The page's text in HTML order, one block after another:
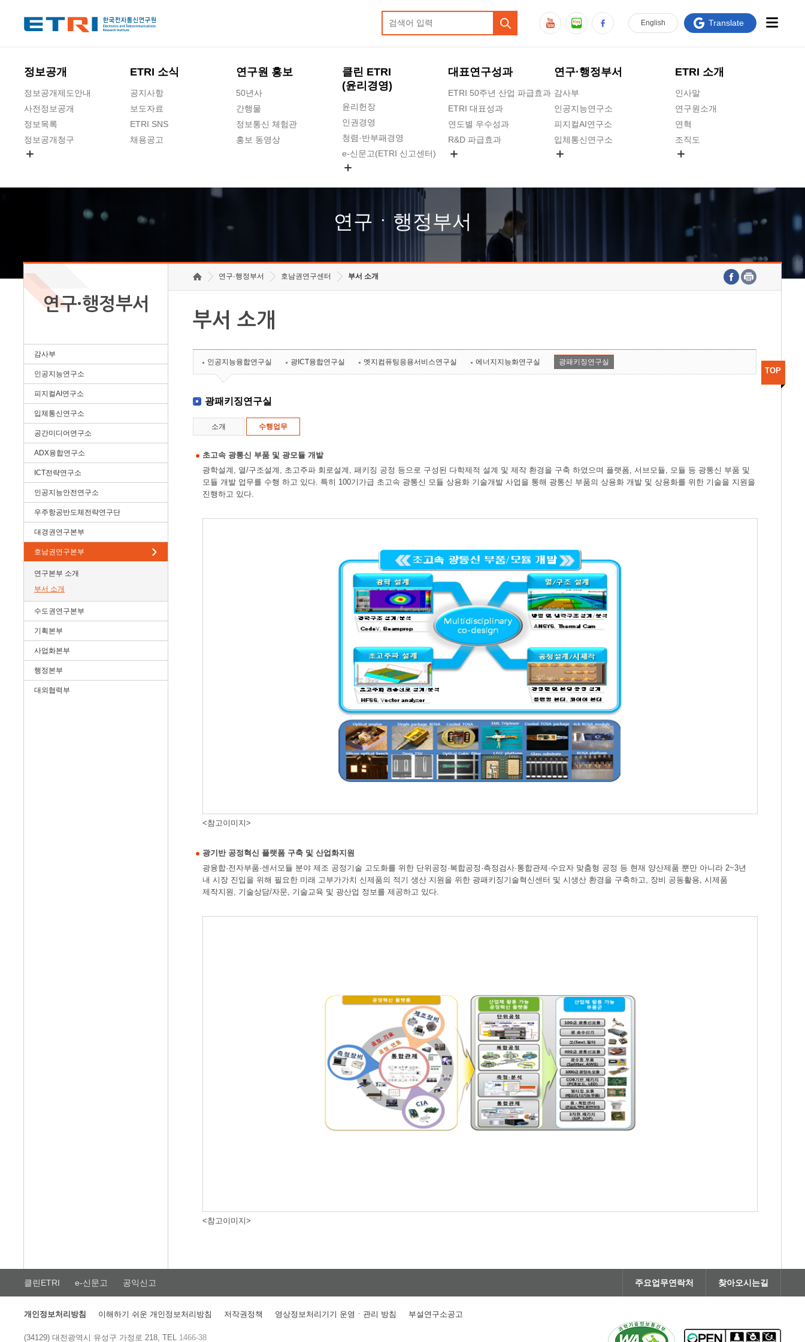
정보공개
정보공개제도안내
사전정보공개
정보목록
정보공개청구
ETRI 소식
공지사항
보도자료
ETRI SNS
채용공고
연구원 홍보
50년사
간행물
정보통신 체험관
홍보 동영상
클린 ETRI
(윤리경영)
윤리헌장
인권경영
청렴·반부패경영
e-신문고(ETRI 신고센터)
고객의소리
수의계약 현황
대표연구성과
ETRI 50주년 산업 파급효과
ETRI 대표성과
연도별 우수성과
R&D 파급효과
연구·행정부서
감사부
인공지능연구소
피지컬AI연구소
입체통신연구소
호남권연구본부
기획본부
ETRI 소개
인사말
연구원소개
연혁
조직도
연구원 고객헌장
주요업무연락처
English Translate
연구ㆍ행정부서
연구·행정부서
감사부
인공지능연구소
피지컬AI연구소
입체통신연구소
공간미디어연구소
ADX융합연구소
ICT전략연구소
인공지능안전연구소
우주항공반도체전략연구단
대경권연구본부
호남권연구본부
연구본부 소개
부서 소개
수도권연구본부
기획본부
사업화본부
행정본부
대외협력부
연구·행정부서 호남권연구센터 부서 소개
부서 소개
인공지능융합연구실 광ICT융합연구실 엣지컴퓨팅응용서비스연구실 에너지지능화연구실 광패키징연구실
광패키징연구실
소개 수행업무
초고속 광통신 부품 및 광모듈 개발
광학설계, 열/구조설계, 초고주파 회로설계, 패키징 공정 등으로 구성된 다학제적 설계 및 제작 환경을 구축 하였으며 플랫폼, 서브모듈, 모듈 등 광통신 부품 및
모듈 개발 업무를 수행 하고 있다. 특히 100기가급 초고속 광통신 모듈 상용화 기술개발 사업을 통해 광통신 부품의 상용화 개발 및 상용화를 위한 기술을 지원을
진행하고 있다.
<참고이미지>
광기반 공정혁신 플랫폼 구축 및 산업화지원
광융합·전자부품·센서모듈 분야 제조 공정기술 고도화를 위한 단위공정·복합공정·측정검사·통합관제·수요자 맞춤형 공정 등 현재 양산제품 뿐만 아니라 2~3년
내 시장 진입을 위해 필요한 미래 고부가가치 신제품의 적기 생산 지원을 위한 광패키징기술혁신센터 및 시생산 환경을 구축하고, 장비 공동활용, 시제품
제작지원, 기술상담/자문, 기술교육 및 광산업 정보를 제공하고 있다.
<참고이미지>
TOP
클린ETRI e-신문고 공익신고 주요업무연락처 찾아오시는길
개인정보처리방침 이해하기 쉬운 개인정보처리방침 저작권정책 영상정보처리기기 운영ㆍ관리 방침 부설연구소공고
(34129) 대전광역시 유성구 가정로 218, TEL 1466-38